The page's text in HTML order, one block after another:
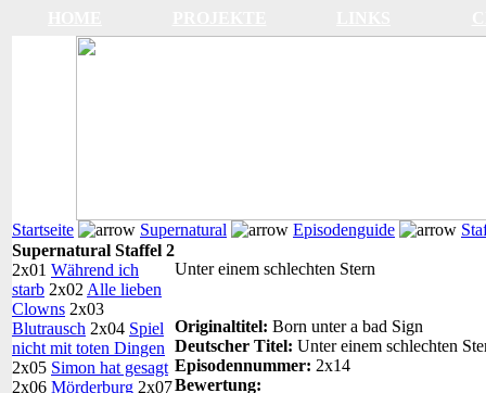
Startseite Supernatural Episodenguide
Supernatural Staffel 2
2x01 Während ich
starb 2x02 Alle lieben
Clowns 2x03
Blutrausch 2x04 Spiel
nicht mit toten Dingen
2x05 Simon hat gesagt
2x06 Mörderburg 2x07
Unter einem schlechten Stern
Originaltitel: Born unter a bad Sign
Deutscher Titel: Unter einem schlechten
Episodennummer: 2x14
Bewertung: